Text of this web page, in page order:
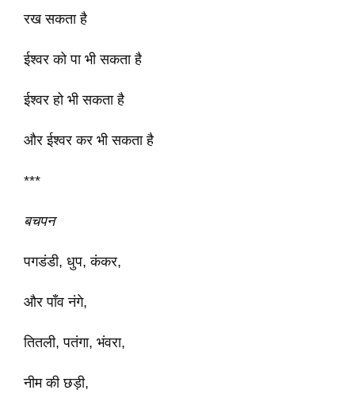
रख सकता है
ईश्वर को पा भी सकता है
ईश्वर हो भी सकता है
और ईश्वर कर भी सकता है
***
बचपन
पगडंडी, धुप, कंकर,
और पाँव नंगे,
तितली, पतंगा, भंवरा,
नीम की छड़ी,